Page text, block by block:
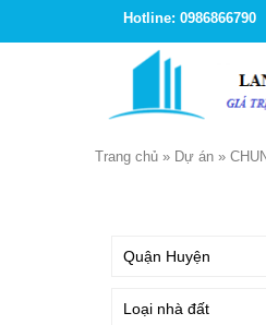
Hotline: 0986866790
Trang chủ » Dự án »